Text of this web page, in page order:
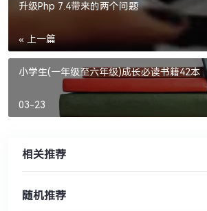
升级Php 7.4带来的两个问题
« 上一篇
小学生(一年级至六年级)成长必读书籍42本
03-23
相关推荐
随机推荐